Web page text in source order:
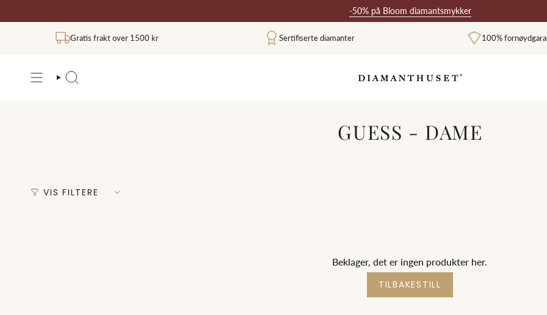
Gratis frakt over 1500 kr Sertifiserte diamanter 100%
SØK
-50% på Bloom diamantsmykker
GUESS - DAME
VIS FILTERE
Beklager, det er ingen produkter her.
TILBAKESTILL